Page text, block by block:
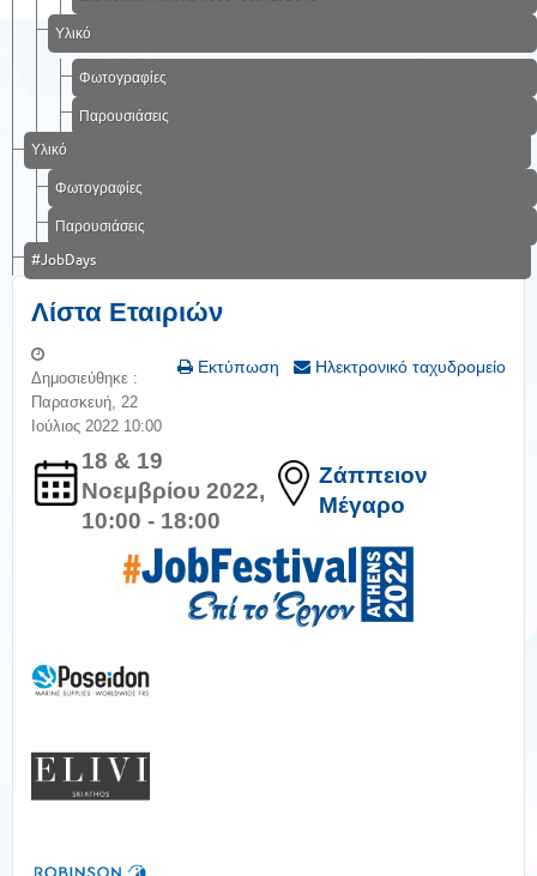
Υλικό
Φωτογραφίες
Παρουσιάσεις
Υλικό
Φωτογραφίες
Παρουσιάσεις
#JobDays
Λίστα Εταιριών
Εκτύπωση Ηλεκτρονικό ταχυδρομείο
Δημοσιεύθηκε :
Παρασκευή, 22
Ιούλιος 2022 10:00
18 & 19
Νοεμβρίου 2022,
10:00 - 18:00
Ζάππειον
Μέγαρο